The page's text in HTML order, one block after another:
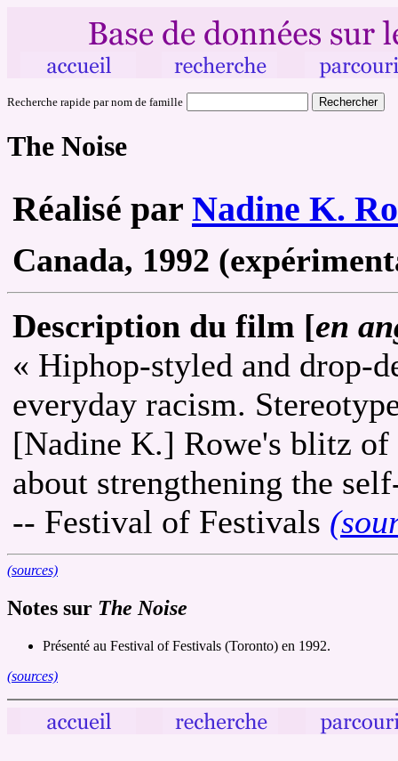
Recherche rapide par nom de famille
The Noise
Réalisé par Nadine K.
Canada, 1992
Description du film [en
« Hiphop-styled and drop-
everyday racism.
[Nadine K.] Rowe's blitz of
about strengthening the
-- Festival of Festivals
(sources)
Notes sur The Noise
Présenté au Festival of Festivals (Toronto) en 1992.
(sources)